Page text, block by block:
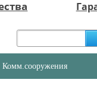
Комм.сооружения